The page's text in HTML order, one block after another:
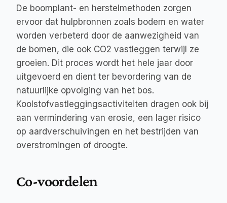
De boomplant- en herstelmethoden zorgen
ervoor dat hulpbronnen zoals bodem en water
worden verbeterd door de aanwezigheid van
de bomen, die ook CO2 vastleggen terwijl ze
groeien. Dit proces wordt het hele jaar door
uitgevoerd en dient ter bevordering van de
natuurlijke opvolging van het bos.
Koolstofvastleggingsactiviteiten dragen ook bij
aan vermindering van erosie, een lager risico
op aardverschuivingen en het bestrijden van
overstromingen of droogte.
Co-voordelen